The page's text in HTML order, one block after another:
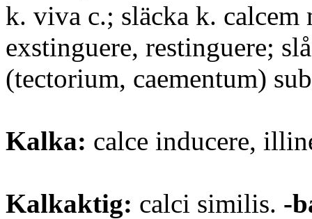
k. viva c.; släcka k. calcem
exstinguere, restinguere;
(tectorium, caementum)
Kalka: calce inducere,
Kalkaktig: calci similis. -